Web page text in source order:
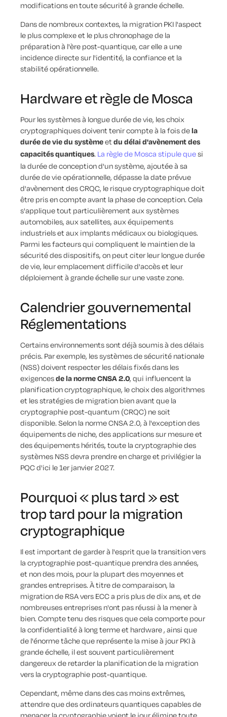
modifications en toute sécurité à grande échelle.
Dans de nombreux contextes, la migration PKI l'aspect
le plus complexe et le plus chronophage de la
préparation à l'ère post-quantique, car elle a une
incidence directe sur l'identité, la confiance et la
stabilité opérationnelle.
Hardware et règle de Mosca
Pour les systèmes à longue durée de vie, les choix
cryptographiques doivent tenir compte à la fois dela
durée de vie du systèmeetdu délai d'avènement des
capacités quantiques. La règle de Mosca stipule quesi
la durée de conception d'un système, ajoutée à sa
durée de vie opérationnelle, dépasse la date prévue
d'avènement des CRQC, le risque cryptographique doit
être pris en compte avant la phase de conception. Cela
s'applique tout particulièrement aux systèmes
automobiles, aux satellites, aux équipements
industriels et aux implants médicaux ou biologiques.
Parmi les facteurs qui compliquent le maintien de la
sécurité des dispositifs, on peut citer leur longue durée
de vie, leur emplacement difficile d'accès et leur
déploiement à grande échelle sur une vaste zone.
Calendrier gouvernemental
Réglementations
Certains environnements sont déjà soumis à des délais
précis. Par exemple, les systèmes de sécurité nationale
(NSS) doivent respecter les délais fixés dans les
exigencesde la norme CNSA 2.0, qui influencent la
planification cryptographique, le choix des algorithmes
et les stratégies de migration bien avant que la
cryptographie post-quantum (CRQC) ne soit
disponible. Selon la norme CNSA 2.0, à l'exception des
équipements de niche, des applications sur mesure et
des équipements hérités, toute la cryptographie des
systèmes NSS devra prendre en charge et privilégier la
PQC d'ici le 1er janvier 2027.
Pourquoi « plus tard » est
trop tard pour la migration
cryptographique
Il est important de garder à l'esprit que la transition vers
la cryptographie post-quantique prendra des années,
et non des mois, pour la plupart des moyennes et
grandes entreprises. À titre de comparaison, la
migration de RSA vers ECC a pris plus de dix ans, et de
nombreuses entreprises n'ont pas réussi à la mener à
bien. Compte tenu des risques que cela comporte pour
la confidentialité à long terme et hardware , ainsi que
de l'énorme tâche que représente la mise à jour PKI à
grande échelle, il est souvent particulièrement
dangereux de retarder la planification de la migration
vers la cryptographie post-quantique.
Cependant, même dans des cas moins extrêmes,
attendre que des ordinateurs quantiques capables de